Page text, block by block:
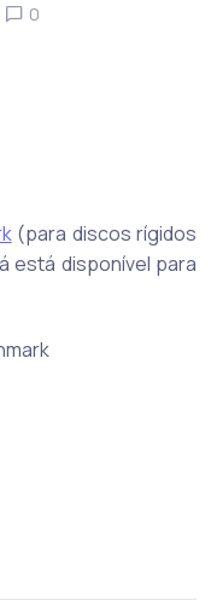
0
(para discos rígidos
está disponível para